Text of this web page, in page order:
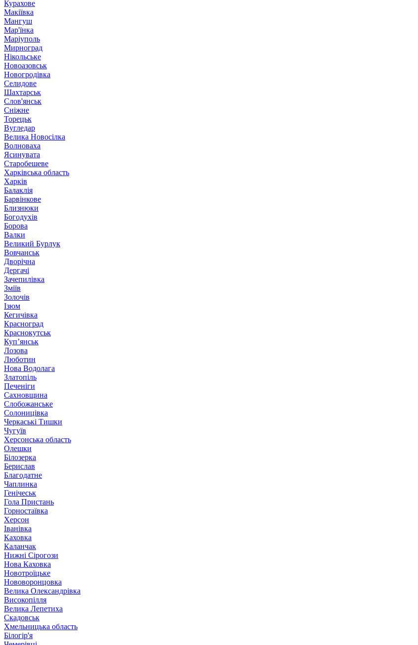
Курахове
Макіївка
Мангуш
Мар'їнка
Маріуполь
Мирноград
Нікольське
Новоазовськ
Новогродівка
Селидове
Шахтарськ
Слов'янськ
Сніжне
Торецьк
Вугледар
Велика Новосілка
Волноваха
Ясинувата
Старобешеве
Харківська область
Харків
Балаклія
Барвінкове
Близнюки
Богодухів
Борова
Валки
Великий Бурлук
Вовчанськ
Дворічна
Дергачі
Зачепилівка
Зміїв
Золочів
Ізюм
Кегичівка
Красноград
Краснокутськ
Куп’янськ
Лозова
Люботин
Нова Водолага
Златопіль
Печеніги
Сахновщина
Слобожанське
Солоницівка
Черкаські Тишки
Чугуїв
Херсонська область
Олешки
Білозерка
Берислав
Благодатне
Чаплинка
Генічеськ
Гола Пристань
Горностаївка
Херсон
Іванівка
Каховка
Каланчак
Нижні Сірогози
Нова Каховка
Новотроїцьке
Нововоронцовка
Велика Олександрівка
Високопілля
Велика Лепетиха
Скадовськ
Хмельницька область
Білогір'я